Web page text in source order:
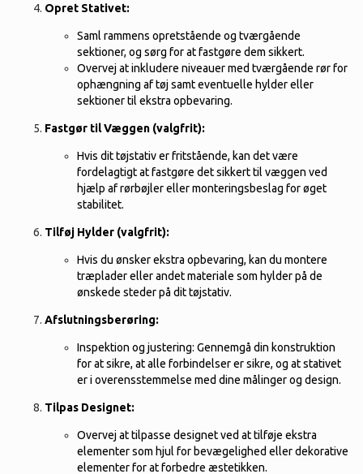
Opret Stativet:
Saml rammens opretstående og tværgående
sektioner, og sørg for at fastgøre dem sikkert.
Overvej at inkludere niveauer med tværgående rør for
ophængning af tøj samt eventuelle hylder eller
sektioner til ekstra opbevaring.
Fastgør til Væggen (valgfrit):
Hvis dit tøjstativ er fritstående, kan det være
fordelagtigt at fastgøre det sikkert til væggen ved
hjælp af rørbøjler eller monteringsbeslag for øget
stabilitet.
Tilføj Hylder (valgfrit):
Hvis du ønsker ekstra opbevaring, kan du montere
træplader eller andet materiale som hylder på de
ønskede steder på dit tøjstativ.
Afslutningsberøring:
Inspektion og justering: Gennemgå din konstruktion
for at sikre, at alle forbindelser er sikre, og at stativet
er i overensstemmelse med dine målinger og design.
Tilpas Designet:
Overvej at tilpasse designet ved at tilføje ekstra
elementer som hjul for bevægelighed eller dekorative
elementer for at forbedre æstetikken.